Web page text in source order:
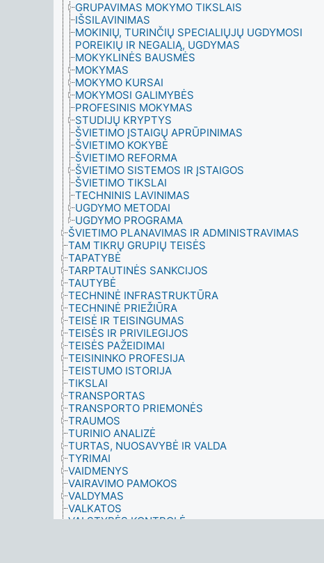
GRUPAVIMAS MOKYMO TIKSLAIS
IŠSILAVINIMAS
MOKINIŲ, TURINČIŲ SPECIALIŲJŲ UGDYMOSI
POREIKIŲ IR NEGALIĄ, UGDYMAS
MOKYKLINĖS BAUSMĖS
MOKYMAS
MOKYMO KURSAI
MOKYMOSI GALIMYBĖS
PROFESINIS MOKYMAS
STUDIJŲ KRYPTYS
ŠVIETIMO ĮSTAIGŲ APRŪPINIMAS
ŠVIETIMO KOKYBĖ
ŠVIETIMO REFORMA
ŠVIETIMO SISTEMOS IR ĮSTAIGOS
ŠVIETIMO TIKSLAI
TECHNINIS LAVINIMAS
UGDYMO METODAI
UGDYMO PROGRAMA
ŠVIETIMO PLANAVIMAS IR ADMINISTRAVIMAS
TAM TIKRŲ GRUPIŲ TEISĖS
TAPATYBĖ
TARPTAUTINĖS SANKCIJOS
TAUTYBĖ
TECHNINĖ INFRASTRUKTŪRA
TECHNINĖ PRIEŽIŪRA
TEISĖ IR TEISINGUMAS
TEISĖS IR PRIVILEGIJOS
TEISĖS PAŽEIDIMAI
TEISININKO PROFESIJA
TEISTUMO ISTORIJA
TIKSLAI
TRANSPORTAS
TRANSPORTO PRIEMONĖS
TRAUMOS
TURINIO ANALIZĖ
TURTAS, NUOSAVYBĖ IR VALDA
TYRIMAI
VAIDMENYS
VAIRAVIMO PAMOKOS
VALDYMAS
VALKATOS
VALSTYBĖS KONTROLĖ